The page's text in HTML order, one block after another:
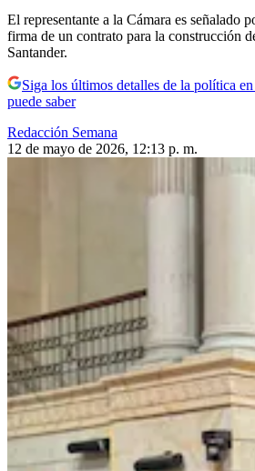
El representante a la Cámara es señalado
firma de un contrato para la construcción
Santander.
Siga los últimos detalles de la política
puede saber
Redacción Semana
12 de mayo de 2026, 12:13 p. m.